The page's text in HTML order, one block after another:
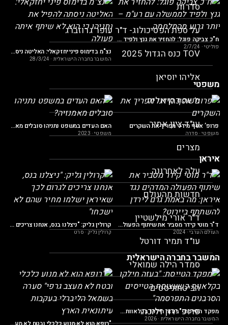
סדרות
על ספת הפסיכולוג- ד"ר עופר גרוזברג
TOV כנס הגדול 2025
אליהו יוסיאן
משה כהן אליה
עו"ד ציון אמיר
מצרים
עלה לאחרונה
חדשות מהעולם
ד"ר אורי מילשטיין
עו"ד תמיר דורטל
סמדר הילה שמואלי
הביטחוניסטים
פרופ’ ירון זליכה
ח"כ צביקה פוגל: להחזיר את גנץ ולפיד לממשלה עם רע"מ – יותר גרוע מהמלחמה
פוליטי·
2/7/24 נצ"מ בדימוס פיני יחזקאלי: האליטה ניסתה להפיל את נתניהו כי הוא לא שיתף איתה פעולה
המשבר בחברה הישראלית ·
28/3/24
משפטי
פרופ’ אסף מידני מפריך את השקרים
משפטי· סדרה
האם העדים במשפט נתניהו סובלים מאמנזיה?
משפטי·
2023
איראן
ד"ר מוטי קידר מסביר את שיתוף הפעולה המדהים נגד איראן: מה באמת גרם לירדן להשתתף ביירוט?
העולם הערבי·
2024
קרולין גליק: "ניצלנו בנס, אנחנו צריכים לגרום לכך שאיראן ישלמו מחיר שהם לא ישכחו"
קרולין גליק · סרט
המשבר בחברה הישראלית
מפקד הטייסת: "בעזה חילקו בקלאוות כשעצומת הטייסים הסרבנים התפרסמה"
המשבר בחברה הישראלית ·
2026